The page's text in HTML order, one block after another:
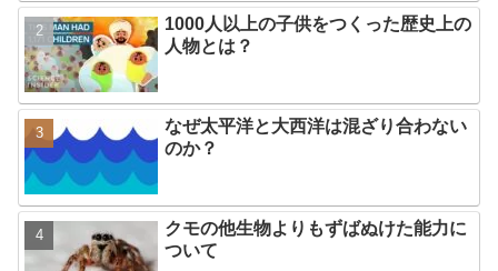
1000人以上の子供をつくった歴史上の
人物とは？
なぜ太平洋と大西洋は混ざり合わない
のか？
クモの他生物よりもずばぬけた能力に
ついて